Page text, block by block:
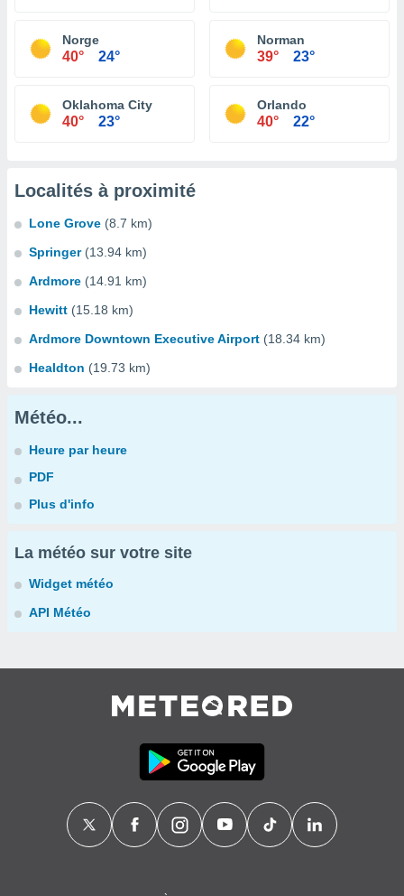
Norge
40° 24°
Norman
39° 23°
Oklahoma City
40° 23°
Orlando
40° 22°
Localités à proximité
Lone Grove (8.7 km)
Springer (13.94 km)
Ardmore (14.91 km)
Hewitt (15.18 km)
Ardmore Downtown Executive Airport (18.34 km)
Healdton (19.73 km)
Météo...
Heure par heure
PDF
Plus d'info
La météo sur votre site
Widget météo
API Météo